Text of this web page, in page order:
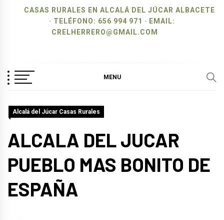
CASAS RURALES EN ALCALÁ DEL JÚCAR ALBACETE
· TELÉFONO: 656 994 971 · EMAIL:
CRELHERRERO@GMAIL.COM
MENU
Alcalá del Júcar Casas Rurales
ALCALA DEL JUCAR
PUEBLO MAS BONITO DE
ESPAÑA